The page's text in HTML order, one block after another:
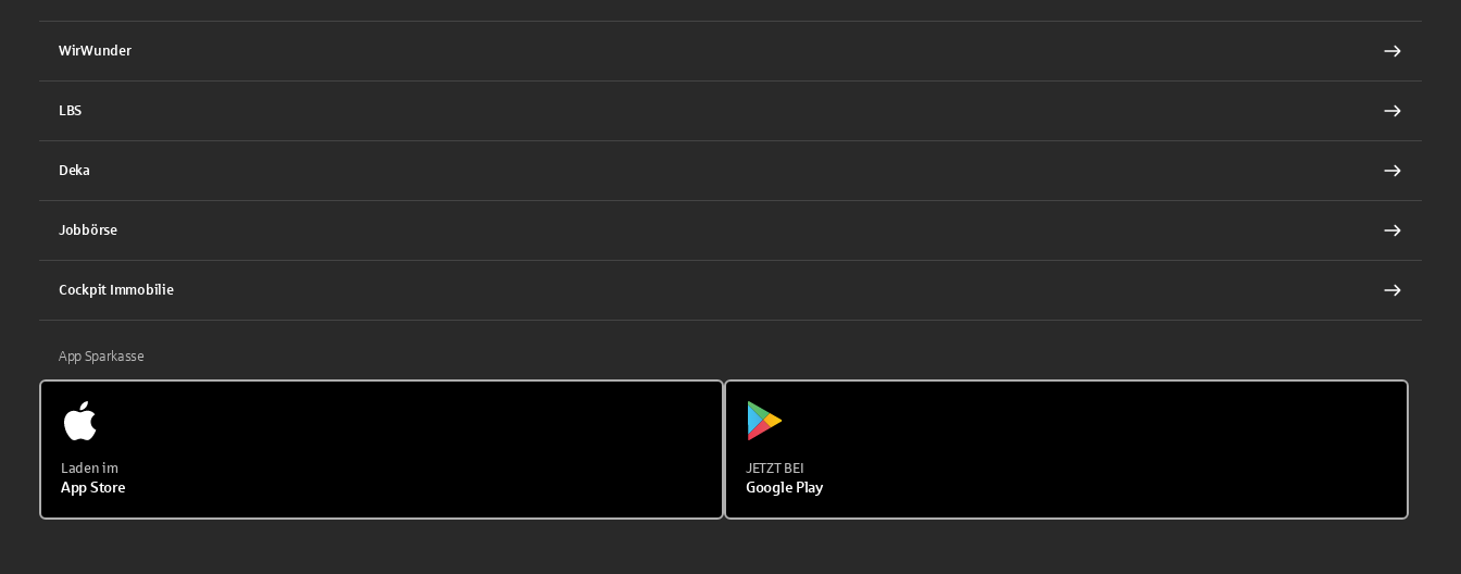
WirWunder
LBS
Deka
Jobbörse
Cockpit Immobilie
App Sparkasse
Laden im
App Store
JETZT BEI
Google Play